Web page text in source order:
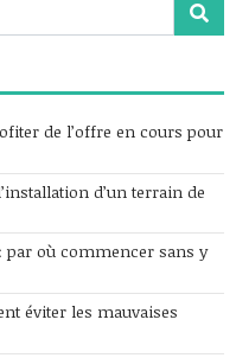
de l’offre en cours pour
d’un terrain de
où commencer sans y
éviter les mauvaises